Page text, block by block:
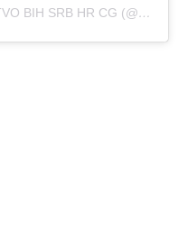
A POST SHARED BY PRIJATELJSTVO BIH SRB HR CG (@OFFICIAL.BIH.SRB.HR.CG)